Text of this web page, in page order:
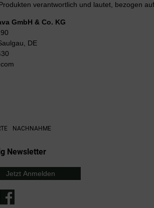
verantwortlich und lautet, bezogen
GmbH & Co. KG
DE
NACHNAHME
Newsletter
Jetzt Anmelden